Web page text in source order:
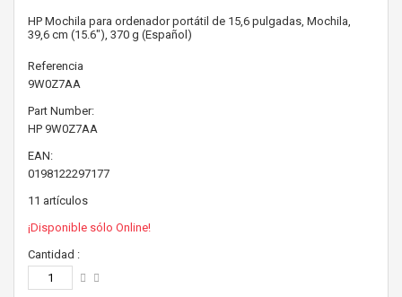
HP Mochila para ordenador portátil de 15,6 pulgadas, Mochila,
39,6 cm (15.6"), 370 g (Español)
Referencia
9W0Z7AA
Part Number:
HP 9W0Z7AA
EAN:
0198122297177
11 artículos
¡Disponible sólo Online!
Cantidad :